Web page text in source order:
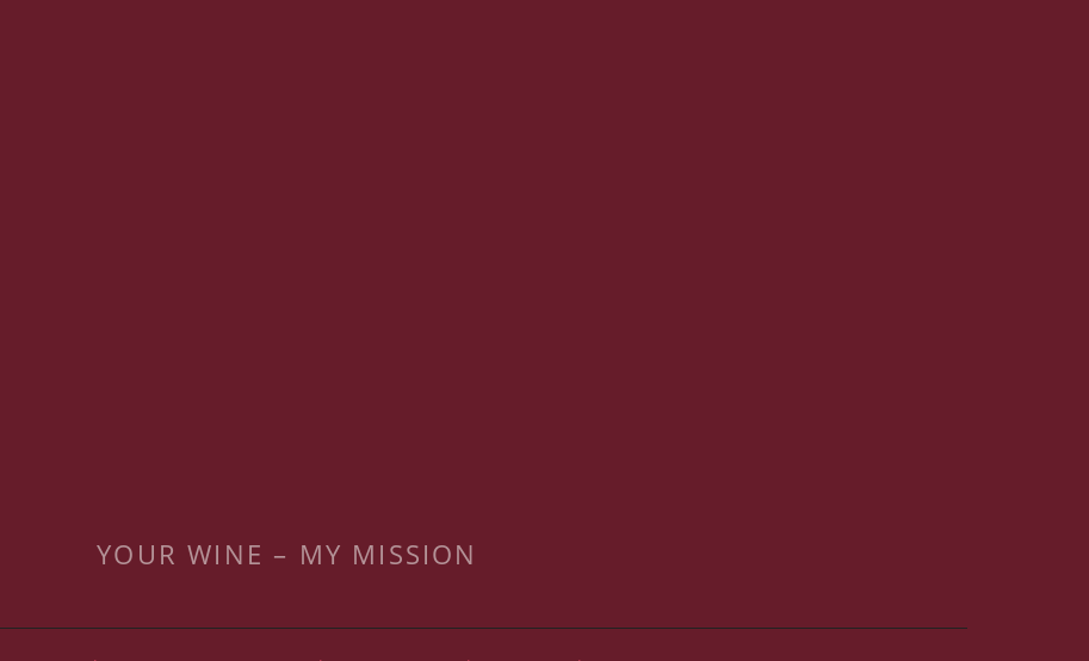
YOUR WINE – MY MISSION